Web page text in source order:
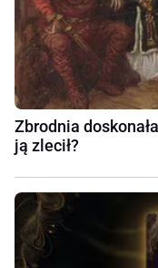
Zbrodnia
ją zlecił?